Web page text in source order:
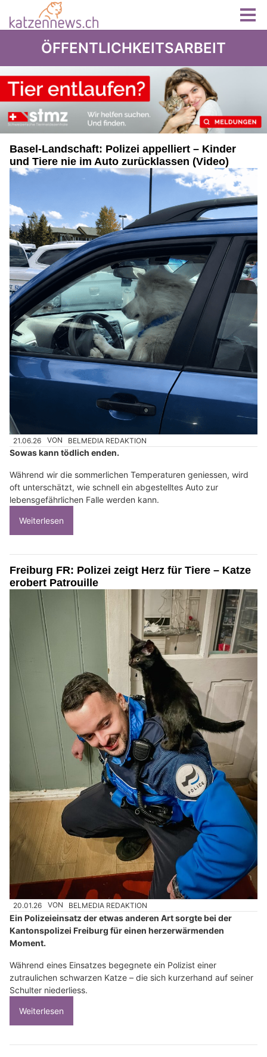
ÖFFENTLICHKEITSARBEIT
Basel-Landschaft: Polizei appelliert – Kinder
und Tiere nie im Auto zurücklassen (Video)
21.06.26 VON BELMEDIA REDAKTION
Sowas kann tödlich enden.
Während wir die sommerlichen Temperaturen geniessen, wird
oft unterschätzt, wie schnell ein abgestelltes Auto zur
lebensgefährlichen Falle werden kann.
Weiterlesen
Freiburg FR: Polizei zeigt Herz für Tiere – Katze
erobert Patrouille
20.01.26 VON BELMEDIA REDAKTION
Ein Polizeieinsatz der etwas anderen Art sorgte bei der
Kantonspolizei Freiburg für einen herzerwärmenden
Moment.
Während eines Einsatzes begegnete ein Polizist einer
zutraulichen schwarzen Katze – die sich kurzerhand auf seiner
Schulter niederliess.
Weiterlesen